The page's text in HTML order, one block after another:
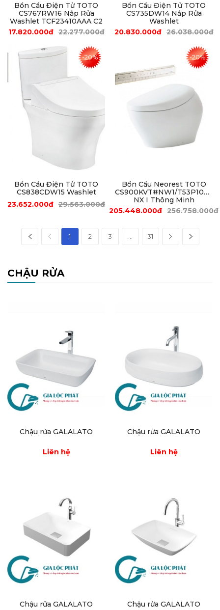
Bồn Cầu Điện Tử TOTO
CS767RW16 Nắp Rửa
Washlet TCF23410AAA C2
17.820.000đ 22.277.000đ
Bồn Cầu Điện Tử TOTO
CS735DW14 Nắp Rửa
Washlet
20.830.000đ 26.038.000đ
Bồn Cầu Điện Tử TOTO
CS838CDW15 Washlet
23.652.000đ 29.563.000đ
-20%
Bồn Cầu Neorest TOTO
CS900KVT#NW1/T53P100VR
NX I Thông Minh
205.448.000đ 256.758.000đ
-20%
1 2 3 31
CHẬU RỬA
Chậu rửa GALALATO
Liên hệ
Chậu rửa GALALATO
Liên hệ
Chậu rửa GALALATO Chậu rửa GALALATO